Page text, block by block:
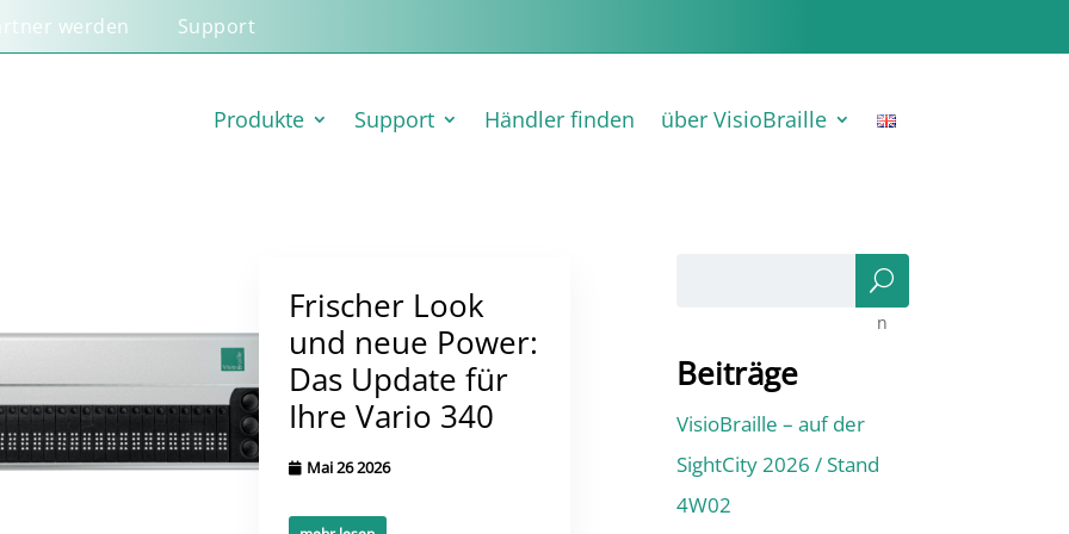
Support
werden
Produkte Support Händler finden über VisioBraille
Frischer Look
und neue Power:
Das Update für
Ihre Vario 340
Mai 26 2026
Suc
he
n
Beiträge
VisioBraille – auf der
SightCity 2026 / Stand
4W02